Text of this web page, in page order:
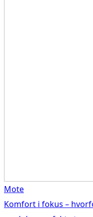
Mote
Komfort i fokus –